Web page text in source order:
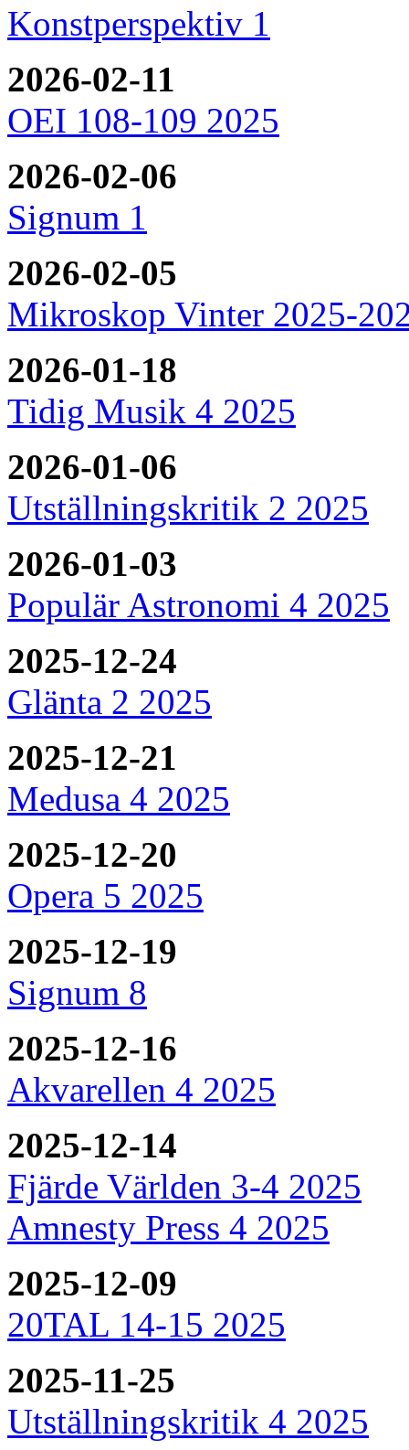
Konstperspektiv 1
2026-02-11
OEI 108-109 2025
2026-02-06
Signum 1
2026-02-05
Mikroskop Vinter 2025-
2026-01-18
Tidig Musik 4 2025
2026-01-06
Utställningskritik 2 2025
2026-01-03
Populär Astronomi 4 2025
2025-12-24
Glänta 2 2025
2025-12-21
Medusa 4 2025
2025-12-20
Opera 5 2025
2025-12-19
Signum 8
2025-12-16
Akvarellen 4 2025
2025-12-14
Fjärde Världen 3-4 2025
Amnesty Press 4 2025
2025-12-09
20TAL 14-15 2025
2025-11-25
Utställningskritik 4 2025